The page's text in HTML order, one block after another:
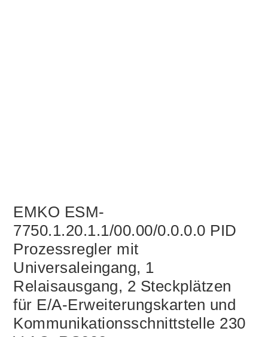
EMKO ESM-
7750.1.20.1.1/00.00/0.0.0.0 PID
Prozessregler mit
Universaleingang, 1
Relaisausgang, 2 Steckplätzen
für E/A-Erweiterungskarten und
Kommunikationsschnittstelle 230